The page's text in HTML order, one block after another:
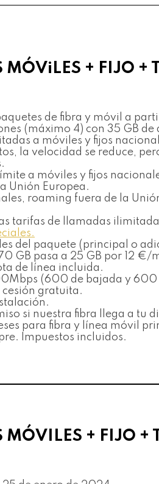
MÓViLES + FIJO +
de fibra y móvil a
(máximo 4) con 35 GB
a móviles y fijos
la velocidad se reduce,
a móviles y fijos
Unión Europea.
roaming fuera de la
tarifas de llamadas
del paquete (principal o
GB pasa a 25 GB por 12 €/
de línea incluida.
(600 de bajada y 600
cesión gratuita.
si nuestra fibra llega a tu
para fibra y línea móvil
Impuestos incluidos.
MÓVILES + FIJO +